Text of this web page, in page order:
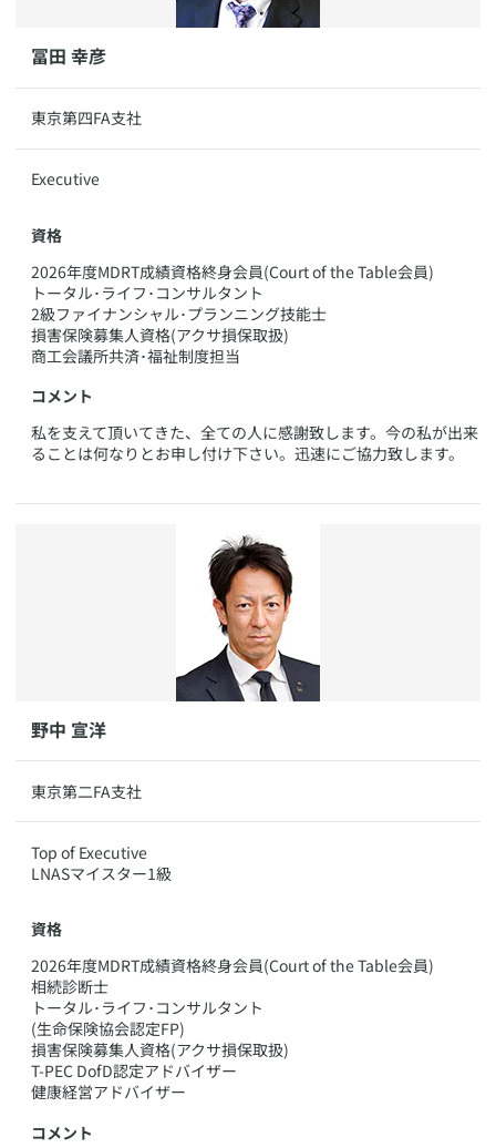
​​冨田 幸彦
​​東京第四FA支社
​Executive
資格
​2026年度MDRT成績資格終身会員(Court of the Table会員)
トータル･ライフ･コンサルタント
2級ファイナンシャル･プランニング技能士
損害保険募集人資格(アクサ損保取扱)
商工会議所共済･福祉制度担当
コメント
​私を支えて頂いてきた、全ての人に感謝致します。今の私が出来
ることは何なりとお申し付け下さい。迅速にご協力致します。
​野中 宣洋
​​東京第二FA支社
​​Top of Executive
LNASマイスター1級
資格
​2026年度MDRT成績資格終身会員(Court of the Table会員)
相続診断士
トータル･ライフ･コンサルタント
(生命保険協会認定FP)
損害保険募集人資格(アクサ損保取扱)
T-PEC DofD認定アドバイザー
健康経営アドバイザー
コメント